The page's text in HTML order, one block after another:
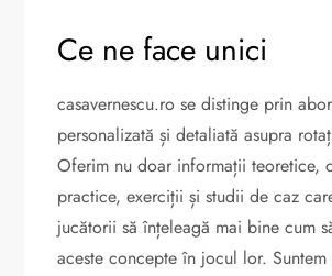
Ce ne face unici
casavernescu.ro se distinge prin
personalizată și detaliată asupra
Oferim nu doar informații teoretice,
practice, exerciții și studii de caz
jucătorii să înțeleagă mai bine cum
aceste concepte în jocul lor.